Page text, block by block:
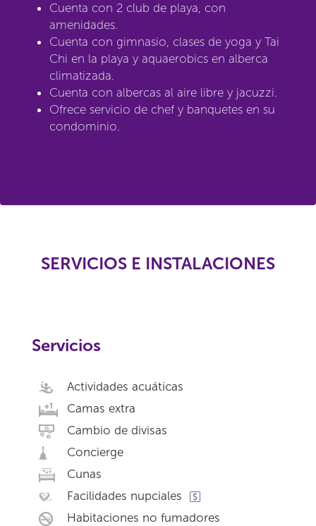
Cuenta con 2 club de playa, con
amenidades.
Cuenta con gimnasio, clases de yoga y Tai
Chi en la playa y aquaerobics en alberca
climatizada.
Cuenta con albercas al aire libre y jacuzzi.
Ofrece servicio de chef y banquetes en su
condominio.
SERVICIOS E INSTALACIONES
Servicios
Actividades acuáticas
Camas extra
Cambio de divisas
Concierge
Cunas
Facilidades nupciales
Habitaciones no fumadores